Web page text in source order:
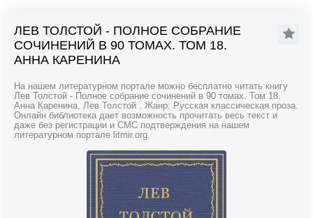
ЛЕВ ТОЛСТОЙ - ПОЛНОЕ СОБРАНИЕ
СОЧИНЕНИЙ В 90 ТОМАХ. ТОМ 18.
АННА КАРЕНИНА
На нашем литературном портале можно бесплатно читать книгу
Лев Толстой - Полное собрание сочинений в 90 томах. Том 18.
Анна Каренина, Лев Толстой . Жанр: Русская классическая проза.
Онлайн библиотека дает возможность прочитать весь текст и
даже без регистрации и СМС подтверждения на нашем
литературном портале litmir.org.